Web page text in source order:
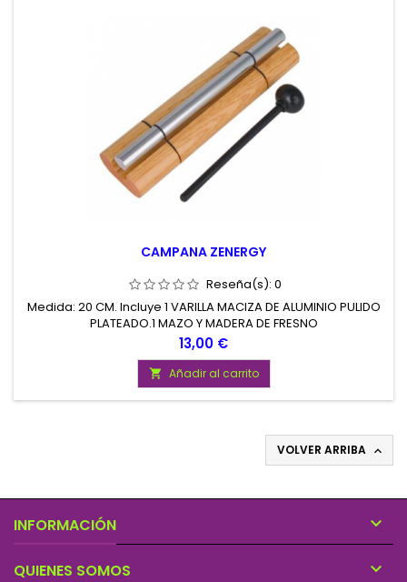
CAMPANA ZENERGY
Reseña(s): 0
Medida: 20 CM. Incluye 1 VARILLA MACIZA DE ALUMINIO PULIDO
PLATEADO.1 MAZO Y MADERA DE FRESNO
Precio
13,00 €
 Añadir al carrito
VOLVER ARRIBA 
INFORMACIÓN 
QUIENES SOMOS 